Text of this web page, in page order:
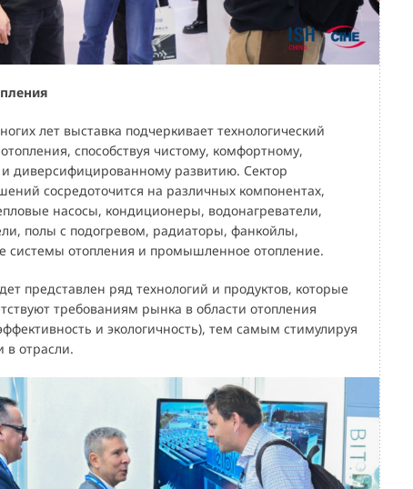
лет выставка подчеркивает технологический
способствуя чистому, комфортному,
диверсифицированному развитию. Сектор
сосредоточится на различных компонентах,
насосы, кондиционеры, водонагреватели,
полы с подогревом, радиаторы, фанкойлы,
системы отопления и промышленное отопление.
представлен ряд технологий и продуктов, которые
требованиям рынка в области отопления
и экологичность), тем самым стимулируя
в отрасли.